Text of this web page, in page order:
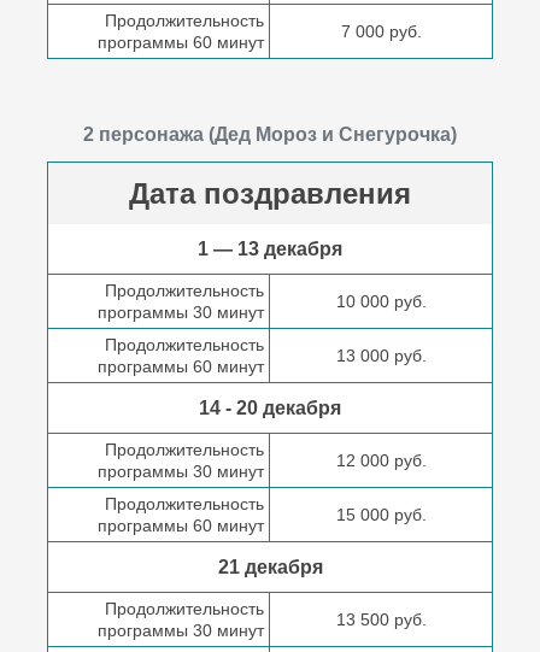
Продолжительность
программы 60 минут
7 000 руб.
2 персонажа (Дед Мороз и Снегурочка)
Дата поздравления
1 — 13 декабря
Продолжительность
программы 30 минут
10 000 руб.
Продолжительность
программы 60 минут
13 000 руб.
14 - 20 декабря
Продолжительность
программы 30 минут
12 000 руб.
Продолжительность
программы 60 минут
15 000 руб.
21 декабря
Продолжительность
программы 30 минут
13 500 руб.